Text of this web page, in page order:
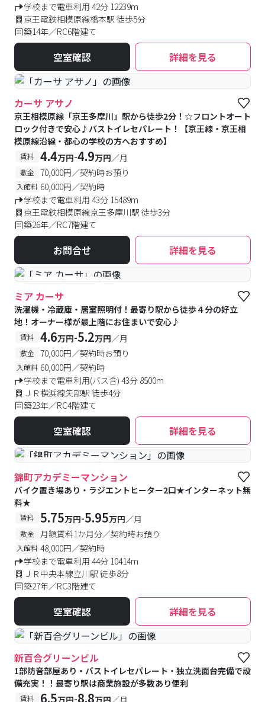
学校まで電車利用 42分 12239m
京王電鉄相模原線橋本駅 徒歩5分
築14年／RC6階建て
空室確認 詳細を見る
カーサ アサノ
京王相模原線「京王多摩川」駅から徒歩2分！☆フロントオート
ロック付きで安心♪バストイレセパレート！【京王線・京王相
模原線沿線・都心の学校の方へおすすめ】
賃料 4.4万円-4.9万円／月
敷金 70,000円／契約時お預り
入館料 60,000円／契約時
学校まで電車利用 43分 15489m
京王電鉄相模原線京王多摩川駅 徒歩3分
築26年／RC7階建て
お問合せ 詳細を見る
#予約受付中 #空室待ち
ミア カーサ
洗濯機・冷蔵庫・居室照明付！最寄り駅から徒歩４分の好立
地！オーナー様が最上階にお住まいで安心♪
賃料 4.6万円-5.2万円／月
敷金 70,000円／契約時お預り
入館料 60,000円／契約時
学校まで電車利用(バス含) 43分 8500m
ＪＲ横浜線矢部駅 徒歩4分
築23年／RC4階建て
空室確認 詳細を見る
#予約受付中 #空室待ち
錦町アカデミーマンション
バイク置き場あり・ラジエントヒーター2口★インターネット無
料★
賃料 5.75万円-5.95万円／月
敷金 月額賃料1か月分／契約時お預り
入館料 48,000円／契約時
学校まで電車利用 44分 10414m
ＪＲ中央本線立川駅 徒歩8分
築27年／RC3階建て
空室確認 詳細を見る
新百合グリーンビル
1部防音部屋あり・バストイレセパレート・独立洗面台完備で設
備充実！！最寄り駅は商業施設が多数あり便利
賃料 6.5万円-8.8万円 ／月